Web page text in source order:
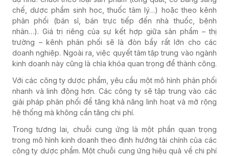
chế, dược phẩm sinh học, thuốc tâm lý…) hoặc theo kênh
phân phối (bán sỉ, bán trực tiếp đến nhà thuốc, bệnh
nhân…). Giá trị riêng của sự kết hợp giữa sản phẩm – thị
trường – kênh phân phối sẽ là đòn bẩy rất lớn cho các
doanh nghiệp. Ngoài ra, việc quyết tâm tập trung vào ngành
kinh doanh này cũng là chìa khóa quan trọng để thành công.
Với các công ty dược phẩm, yêu cầu một mô hình phân phối
nhanh và linh động hơn. Các công ty sẽ tập trung vào các
giải pháp phân phối để tăng khả năng linh hoạt và mở rộng
hệ thống mà không cần tăng chi phí.
Trong tương lai, chuỗi cung ứng là một phần quan trọng
trong mô hình kinh doanh theo định hướng tài chính của các
công ty dược phẩm. Một chuỗi cung ứng hiệu quả về chi phí